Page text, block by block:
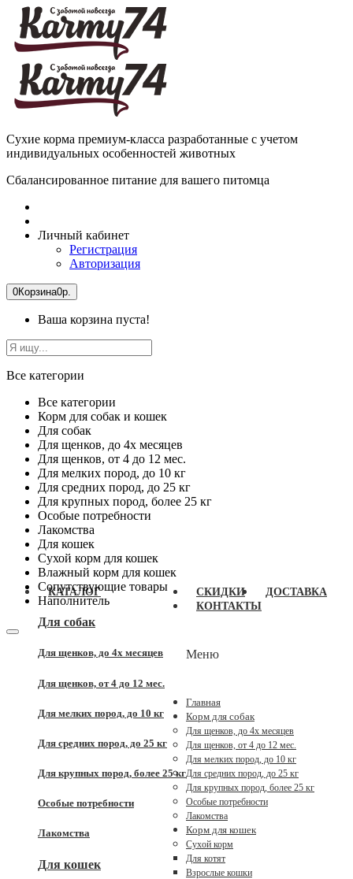
Сухие корма премиум-класса разработанные с учетом
индивидуальных особенностей животных
Сбалансированное питание для вашего питомца
Личный кабинет
Регистрация
Авторизация
0Корзина0р.
Ваша корзина пуста!
Все категории
Все категории
Корм для собак и кошек
Для собак
Для щенков, до 4x месяцев
Для щенков, от 4 до 12 мес.
Для мелких пород, до 10 кг
Для средних пород, до 25 кг
Для крупных пород, более 25 кг
Особые потребности
Лакомства
Для кошек
Сухой корм для кошек
Влажный корм для кошек
Сопутствующие товары
Наполнитель
КАТАЛОГ
Для собак
Для щенков, до 4x месяцев
Для щенков, от 4 до 12 мес.
Для мелких пород, до 10 кг
Для средних пород, до 25 кг
Для крупных пород, более 25 кг
Особые потребности
Лакомства
Для кошек
СКИДКИ
ДОСТАВКА
КОНТАКТЫ
Меню
Главная
Корм для собак
Для щенков, до 4x месяцев
Для щенков, от 4 до 12 мес.
Для мелких пород, до 10 кг
Для средних пород, до 25 кг
Для крупных пород, более 25 кг
Особые потребности
Лакомства
Корм для кошек
Сухой корм
Для котят
Взрослые кошки